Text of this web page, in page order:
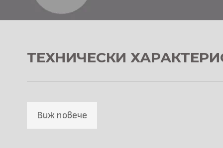
ТЕХНИЧЕСКИ
Виж повече